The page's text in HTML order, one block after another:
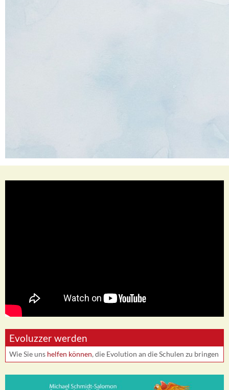
Evoluzzer werden
Wie Sie uns helfen können, die Evolution an die Schulen zu bringen